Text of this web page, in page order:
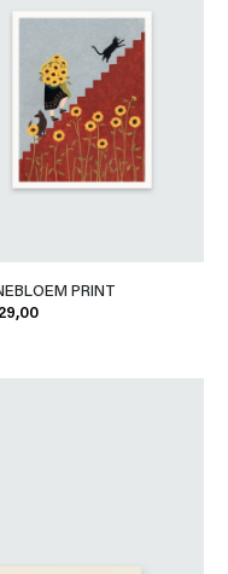
PRINT